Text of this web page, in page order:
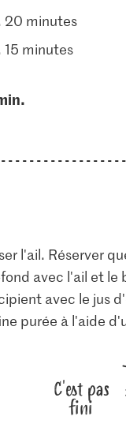
20 minutes
15 minutes
l'ail. Réserver
avec l'ail et le
avec le jus
purée à l'aide
C'est pas
fini